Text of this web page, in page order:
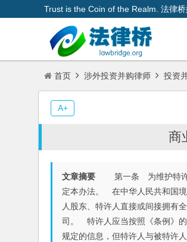
Trust is the Coin of the Realm. 法律
首页 涉外投资并购律师 投资
商
文章摘要 第一条 为维护特许人
定本办法。 在中华人民共和国
人股东、特许人直接或间接拥有
司。 特许人应当按照《条例》的
规定的信息，但特许人与被特
A+